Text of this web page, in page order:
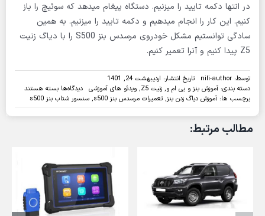
در انتها دکمه تایید را میزنیم. دستگاه پیغام میدهد که سوئیچ را باز
کنیم. این کار را انجام میدهیم و دکمه تایید را میزنیم. به همین
سادگی توانستیم مشکل خودروی مرسدس بنز S500 را با دیاگ زنیت
Z5 پیدا کنیم و آنرا تعمیر کنیم.
توسط: nili-author
تاریخ انتشار: اردیبهشت 24, 1401
دسته بندی: آموزش بنز و بی ام و, زنیت Z5 , ویدئو های آموزشی دیدگاه‌ها برای
عیب
یابی
مرسدس
زنیت
Z5
بسته هستند
برچسب ها: آموزش دیاگ زدن بنز, تعمیرات مرسدس بنز s500 , سنسور شتاب بنز s500
مطالب مرتبط: